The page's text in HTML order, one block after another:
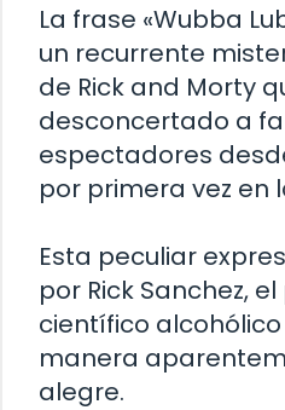
La frase «Wubba
un recurrente
de Rick and Morty
desconcertado a
espectadores
por primera vez en
Esta peculiar
por Rick Sanchez,
científico
manera
alegre.